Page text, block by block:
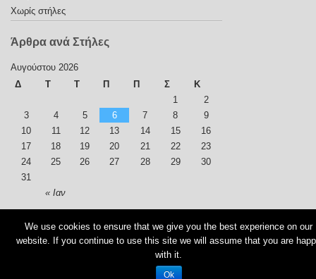
Χωρίς στήλες
Άρθρα ανά Στήλες
Αυγούστου 2026
Δ
Τ Τ Π Π Σ Κ
« Ιαν
1
2
3
4 5 6 7 8
9
10
11 12 13 14 15
16
17
18 19 20 21 22
23
24
25 26 27 28 29
30
31
Α – ΜΕτΑβαση…στο μέλλον
We use cookies to ensure that we give you the best experience on our
website. If you continue to use this site we will assume that you are
with it.
Ok